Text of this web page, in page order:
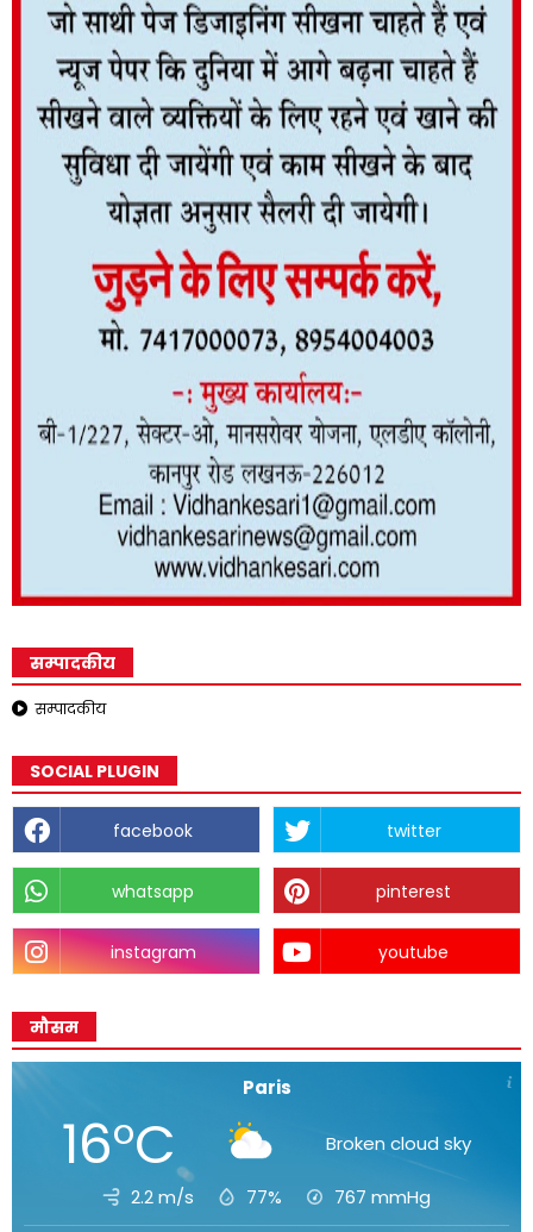
सम्पादकीय
सम्पादकीय
SOCIAL PLUGIN
facebook twitter
whatsapp pinterest
instagram youtube
मौसम
Paris
16°C Broken cloud sky
2.2 m/s 77% 767mmHg